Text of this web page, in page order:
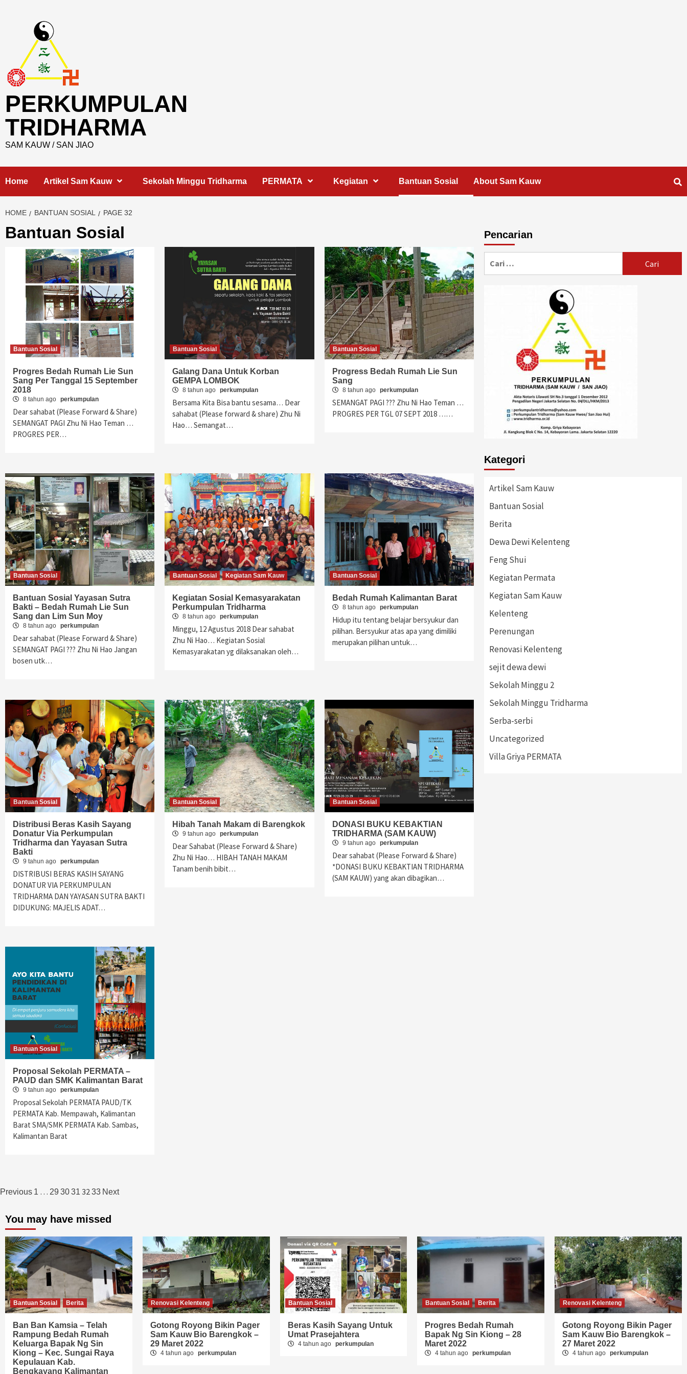
PERKUMPULAN
TRIDHARMA
SAM KAUW / SAN JIAO
Home Artikel Sam Kauw Sekolah Minggu Tridharma PERMATA Kegiatan Bantuan Sosial About Sam Kauw
HOME BANTUAN SOSIAL PAGE 32
Bantuan Sosial
Bantuan Sosial
Progres Bedah Rumah Lie Sun
Sang Per Tanggal 15 September
2018
8 tahun ago perkumpulan
Dear sahabat (Please Forward & Share)
SEMANGAT PAGI Zhu Ni Hao Teman …
PROGRES PER…
Bantuan Sosial
Galang Dana Untuk Korban
GEMPA LOMBOK
8 tahun ago perkumpulan
Bersama Kita Bisa bantu sesama… Dear
sahabat (Please forward & share) Zhu Ni
Hao… Semangat…
Bantuan Sosial
Progress Bedah Rumah Lie Sun
Sang
8 tahun ago perkumpulan
SEMANGAT PAGI ??? Zhu Ni Hao Teman …
PROGRES PER TGL 07 SEPT 2018 ……
Bantuan Sosial
Bantuan Sosial Yayasan Sutra
Bakti – Bedah Rumah Lie Sun
Sang dan Lim Sun Moy
8 tahun ago perkumpulan
Dear sahabat (Please Forward & Share)
SEMANGAT PAGI ??? Zhu Ni Hao Jangan
bosen utk…
Bantuan Sosial Kegiatan Sam Kauw
Kegiatan Sosial Kemasyarakatan
Perkumpulan Tridharma
8 tahun ago perkumpulan
Minggu, 12 Agustus 2018 Dear sahabat
Zhu Ni Hao… Kegiatan Sosial
Kemasyarakatan yg dilaksanakan oleh…
Bantuan Sosial
Bedah Rumah Kalimantan Barat
8 tahun ago perkumpulan
Hidup itu tentang belajar bersyukur dan
pilihan. Bersyukur atas apa yang dimiliki
merupakan pilihan untuk…
Bantuan Sosial
Distribusi Beras Kasih Sayang
Donatur Via Perkumpulan
Tridharma dan Yayasan Sutra
Bakti
9 tahun ago perkumpulan
DISTRIBUSI BERAS KASIH SAYANG
DONATUR VIA PERKUMPULAN
TRIDHARMA DAN YAYASAN SUTRA BAKTI
DIDUKUNG: MAJELIS ADAT…
Bantuan Sosial
Hibah Tanah Makam di Barengkok
9 tahun ago perkumpulan
Dear Sahabat (Please Forward & Share)
Zhu Ni Hao… HIBAH TANAH MAKAM
Tanam benih bibit…
Bantuan Sosial
DONASI BUKU KEBAKTIAN
TRIDHARMA (SAM KAUW)
9 tahun ago perkumpulan
Dear sahabat (Please Forward & Share)
*DONASI BUKU KEBAKTIAN TRIDHARMA
(SAM KAUW) yang akan dibagikan…
Bantuan Sosial
Proposal Sekolah PERMATA –
PAUD dan SMK Kalimantan Barat
9 tahun ago perkumpulan
Proposal Sekolah PERMATA PAUD/TK
PERMATA Kab. Mempawah, Kalimantan
Barat SMA/SMK PERMATA Kab. Sambas,
Kalimantan Barat
Navigasi
Previous 1 … 29 3031 3233 Next
Pencarian
Kategori
Artikel Sam Kauw
Bantuan Sosial
Berita
Dewa Dewi Kelenteng
Feng Shui
Kegiatan Permata
Kegiatan Sam Kauw
Kelenteng
Perenungan
Renovasi Kelenteng
sejit dewa dewi
Sekolah Minggu 2
Sekolah Minggu Tridharma
Serba-serbi
Uncategorized
Villa Griya PERMATA
You may have missed
Bantuan Sosial Berita
Ban Ban Kamsia – Telah
Rampung Bedah Rumah
Keluarga Bapak Ng Sin
Kiong – Kec. Sungai Raya
Kepulauan Kab.
Bengkayang Kalimantan
Renovasi Kelenteng
Gotong Royong Bikin Pager
Sam Kauw Bio Barengkok –
29 Maret 2022
4 tahun ago perkumpulan
Bantuan Sosial
Beras Kasih Sayang Untuk
Umat Prasejahtera
4 tahun ago perkumpulan
Bantuan Sosial Berita
Progres Bedah Rumah
Bapak Ng Sin Kiong – 28
Maret 2022
4 tahun ago perkumpulan
Renovasi Kelenteng
Gotong Royong Bikin Pager
Sam Kauw Bio Barengkok –
27 Maret 2022
4 tahun ago perkumpulan